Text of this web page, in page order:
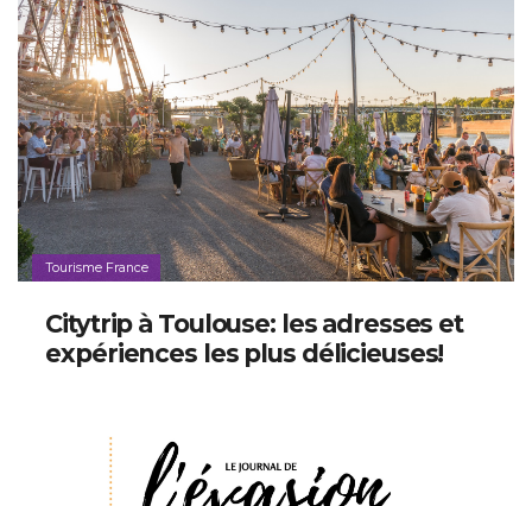
Tourisme France
Citytrip à Toulouse: les adresses et
expériences les plus délicieuses!